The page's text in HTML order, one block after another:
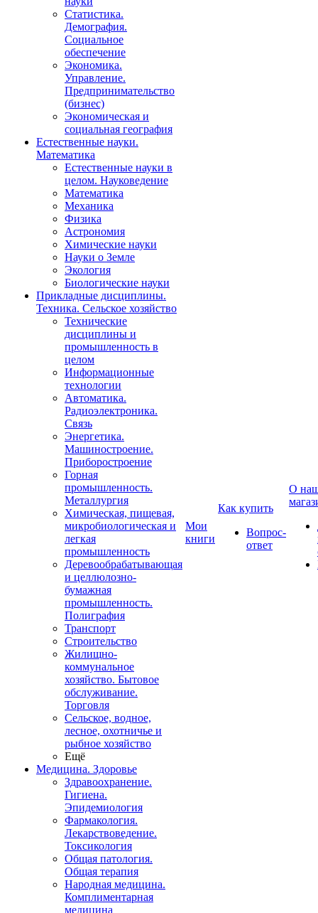
Статистика.
Демография.
Социальное
обеспечение
Экономика.
Управление.
Предпринимательство
(бизнес)
Экономическая и
социальная география
Естественные науки.
Математика
Естественные науки в
целом. Науковедение
Математика
Механика
Физика
Астрономия
Химические науки
Науки о Земле
Экология
Биологические науки
Прикладные дисциплины.
Техника. Сельское хозяйство
Технические
дисциплины и
промышленность в
целом
Информационные
технологии
Автоматика.
Радиоэлектроника.
Связь
Энергетика.
Машиностроение.
Приборостроение
Горная
промышленность.
Металлургия
Химическая, пищевая,
микробиологическая и
легкая
промышленность
Деревообрабатывающая
и целлюлозно-
бумажная
промышленность.
Полиграфия
Транспорт
Строительство
Жилищно-
коммунальное
хозяйство. Бытовое
обслуживание.
Торговля
Сельское, водное,
лесное, охотничье и
рыбное хозяйство
Ещё
Медицина. Здоровье
Здравоохранение.
Гигиена.
Эпидемиология
Фармакология.
Лекарствоведение.
Токсикология
Общая патология.
Общая терапия
Народная медицина.
Комплиментарная
медицина
Мои
книги
Как купить
Вопрос-
ответ
О